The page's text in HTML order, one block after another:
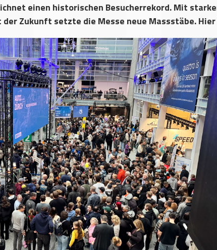
einen historischen Besucherrekord. Mit
Zukunft setzte die Messe neue Massstäbe.